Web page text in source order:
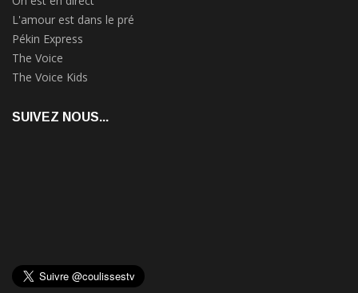
L'amour est dans le pré
Pékin Express
The Voice
The Voice Kids
SUIVEZ NOUS...